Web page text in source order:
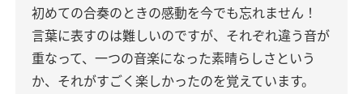
初めての合奏のときの感動を今でも忘れません！
言葉に表すのは難しいのですが、それぞれ違う音が
重なって、一つの音楽になった素晴らしさという
か、それがすごく楽しかったのを覚えています。